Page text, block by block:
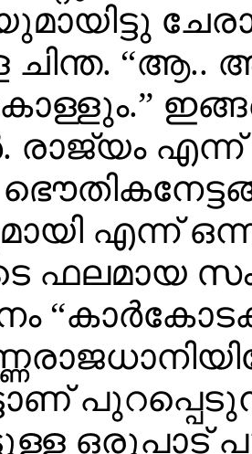
ചിന്ത. “ആ..
രാജ്യം
എന്ന്
ഫലമായ